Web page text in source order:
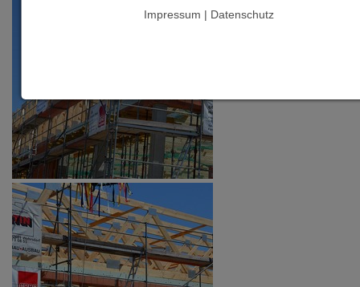
Impressum | Datenschutz